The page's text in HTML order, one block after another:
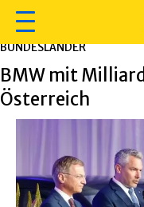
BUNDESLÄNDER
BMW mit
Österreich